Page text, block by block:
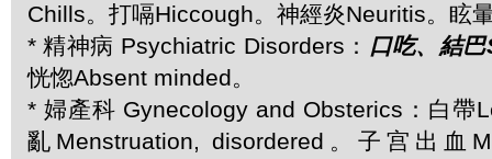
Chills。打嗝Hiccough。神經炎Neuritis。眩
* 精神病 Psychiatric Disorders： 口吃、結
恍惚Absent minded。
* 婦產科 Gynecology and Obsterics：白帶
亂Menstruation, disordered。子宫出血